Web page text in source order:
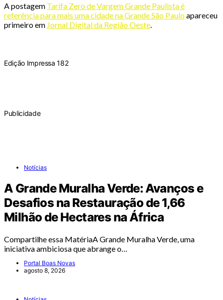
A postagem Tarifa Zero de Vargem Grande Paulista é
referência para mais uma cidade na Grande São Pauloapareceu
primeiro em Jornal Digital da Região Oeste.
Edição Impressa 182
Publicidade
Notícias
A Grande Muralha Verde: Avanços e
Desafios na Restauração de 1,66
Milhão de Hectares na África
Compartilhe essa MatériaA Grande Muralha Verde, uma
iniciativa ambiciosa que abrange o…
Portal Boas Novas
agosto 8, 2026